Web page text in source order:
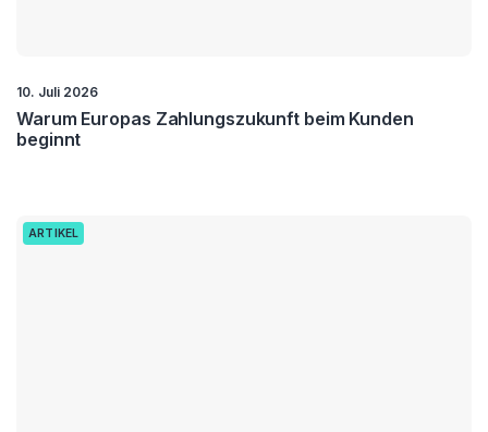
10. Juli 2026
Warum Europas Zahlungszukunft beim Kunden
beginnt
ARTIKEL